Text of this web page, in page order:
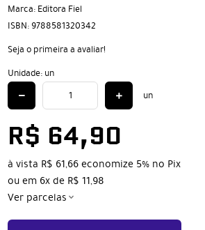
Marca: Editora Fiel
ISBN: 9788581320342
Seja o primeira a avaliar!
Unidade: un
un
R$ 64,90
à vista R$ 61,66economize 5% no Pix
ou em 6xde R$ 11,98
Ver parcelas